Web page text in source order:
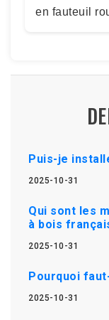
en fauteuil
Puis-je
2025-10-31
Qui sont les
à bois
2025-10-31
Pourquoi
2025-10-31